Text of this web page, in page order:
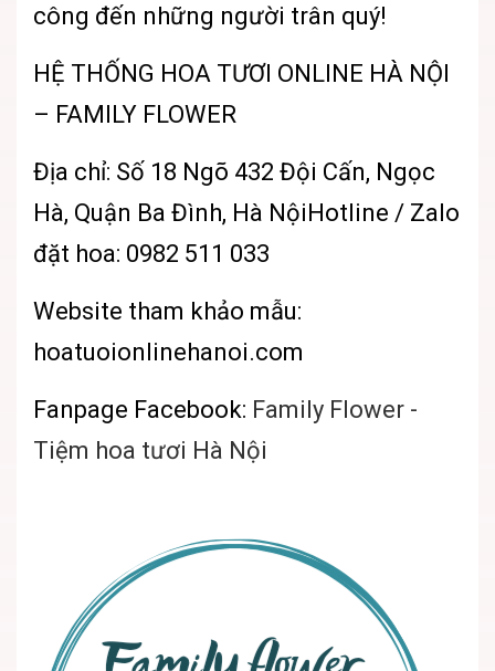
công đến những người trân quý!
HỆ THỐNG HOA TƯƠI ONLINE HÀ NỘI
– FAMILY FLOWER
Địa chỉ: Số 18 Ngõ 432 Đội Cấn, Ngọc
Hà, Quận Ba Đình, Hà NộiHotline / Zalo
đặt hoa: 0982 511 033
Website tham khảo mẫu:
hoatuoionlinehanoi.com
Fanpage Facebook: Family Flower -
Tiệm hoa tươi Hà Nội